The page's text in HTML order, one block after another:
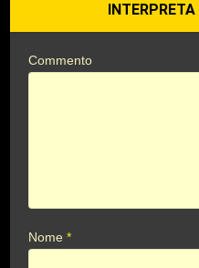
Commento
Nome*